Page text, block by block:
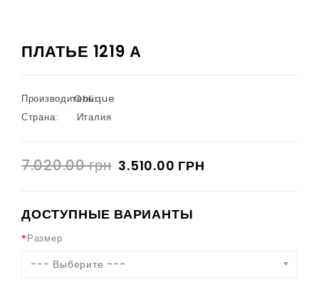
ПЛАТЬЕ 1219 А
Производитель:
Oblique
Страна:
Италия
7.020.00 грн 3.510.00 ГРН
ДОСТУПНЫЕ ВАРИАНТЫ
Размер
--- Выберите ---